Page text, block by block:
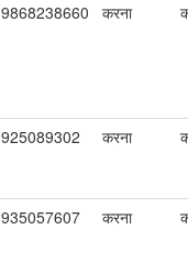
9868238660 करना
925089302 करना
935057607 करना